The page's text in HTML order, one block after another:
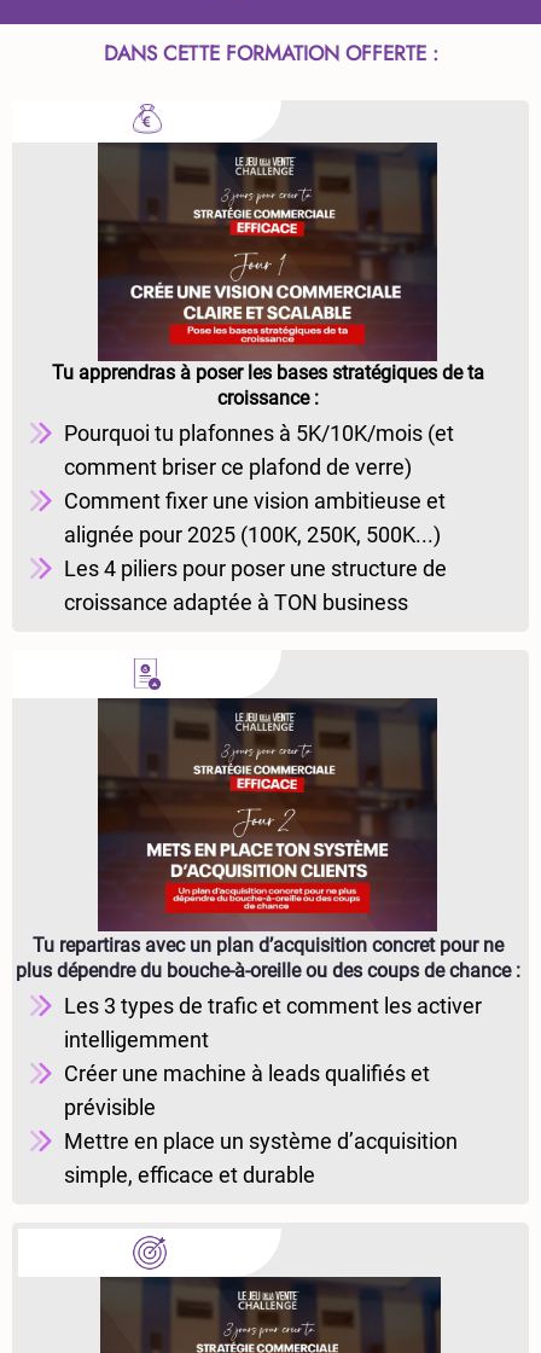
DANS CETTE FORMATION OFFERTE :
Tu apprendras à poser les bases stratégiques de ta
croissance :
Pourquoi tu plafonnes à 5K/10K/mois (et
comment briser ce plafond de verre)
Comment fixer une vision ambitieuse et
alignée pour 2025 (100K, 250K, 500K...)
Les 4 piliers pour poser une structure de
croissance adaptée à TON business
Tu repartiras avec un plan d’acquisition concret pour ne
plus dépendre du bouche-à-oreille ou des coups de chance :
Les 3 types de trafic et comment les activer
intelligemment
Créer une machine à leads qualifiés et
prévisible
Mettre en place un système d’acquisition
simple, efficace et durable